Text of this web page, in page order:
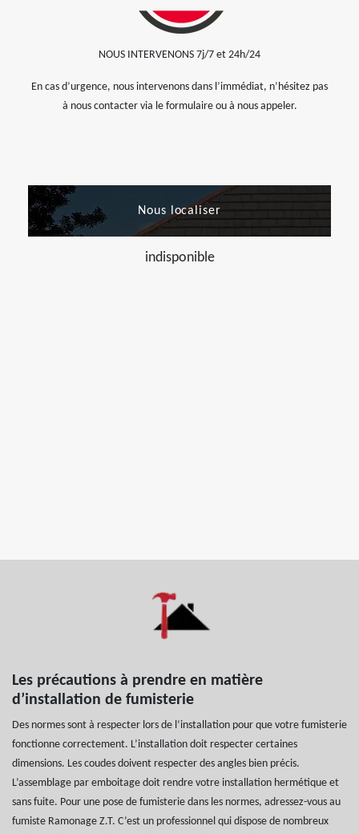
NOUS INTERVENONS 7j/7 et 24h/24
En cas d’urgence, nous intervenons dans l’immédiat, n’hésitez pas
à nous contacter via le formulaire ou à nous appeler.
Nous localiser
indisponible
Les précautions à prendre en matière
d’installation de fumisterie
Des normes sont à respecter lors de l’installation pour que votre fumisterie
fonctionne correctement. L’installation doit respecter certaines
dimensions. Les coudes doivent respecter des angles bien précis.
L’assemblage par emboitage doit rendre votre installation hermétique et
sans fuite. Pour une pose de fumisterie dans les normes, adressez-vous au
fumiste Ramonage Z.T. C’est un professionnel qui dispose de nombreux